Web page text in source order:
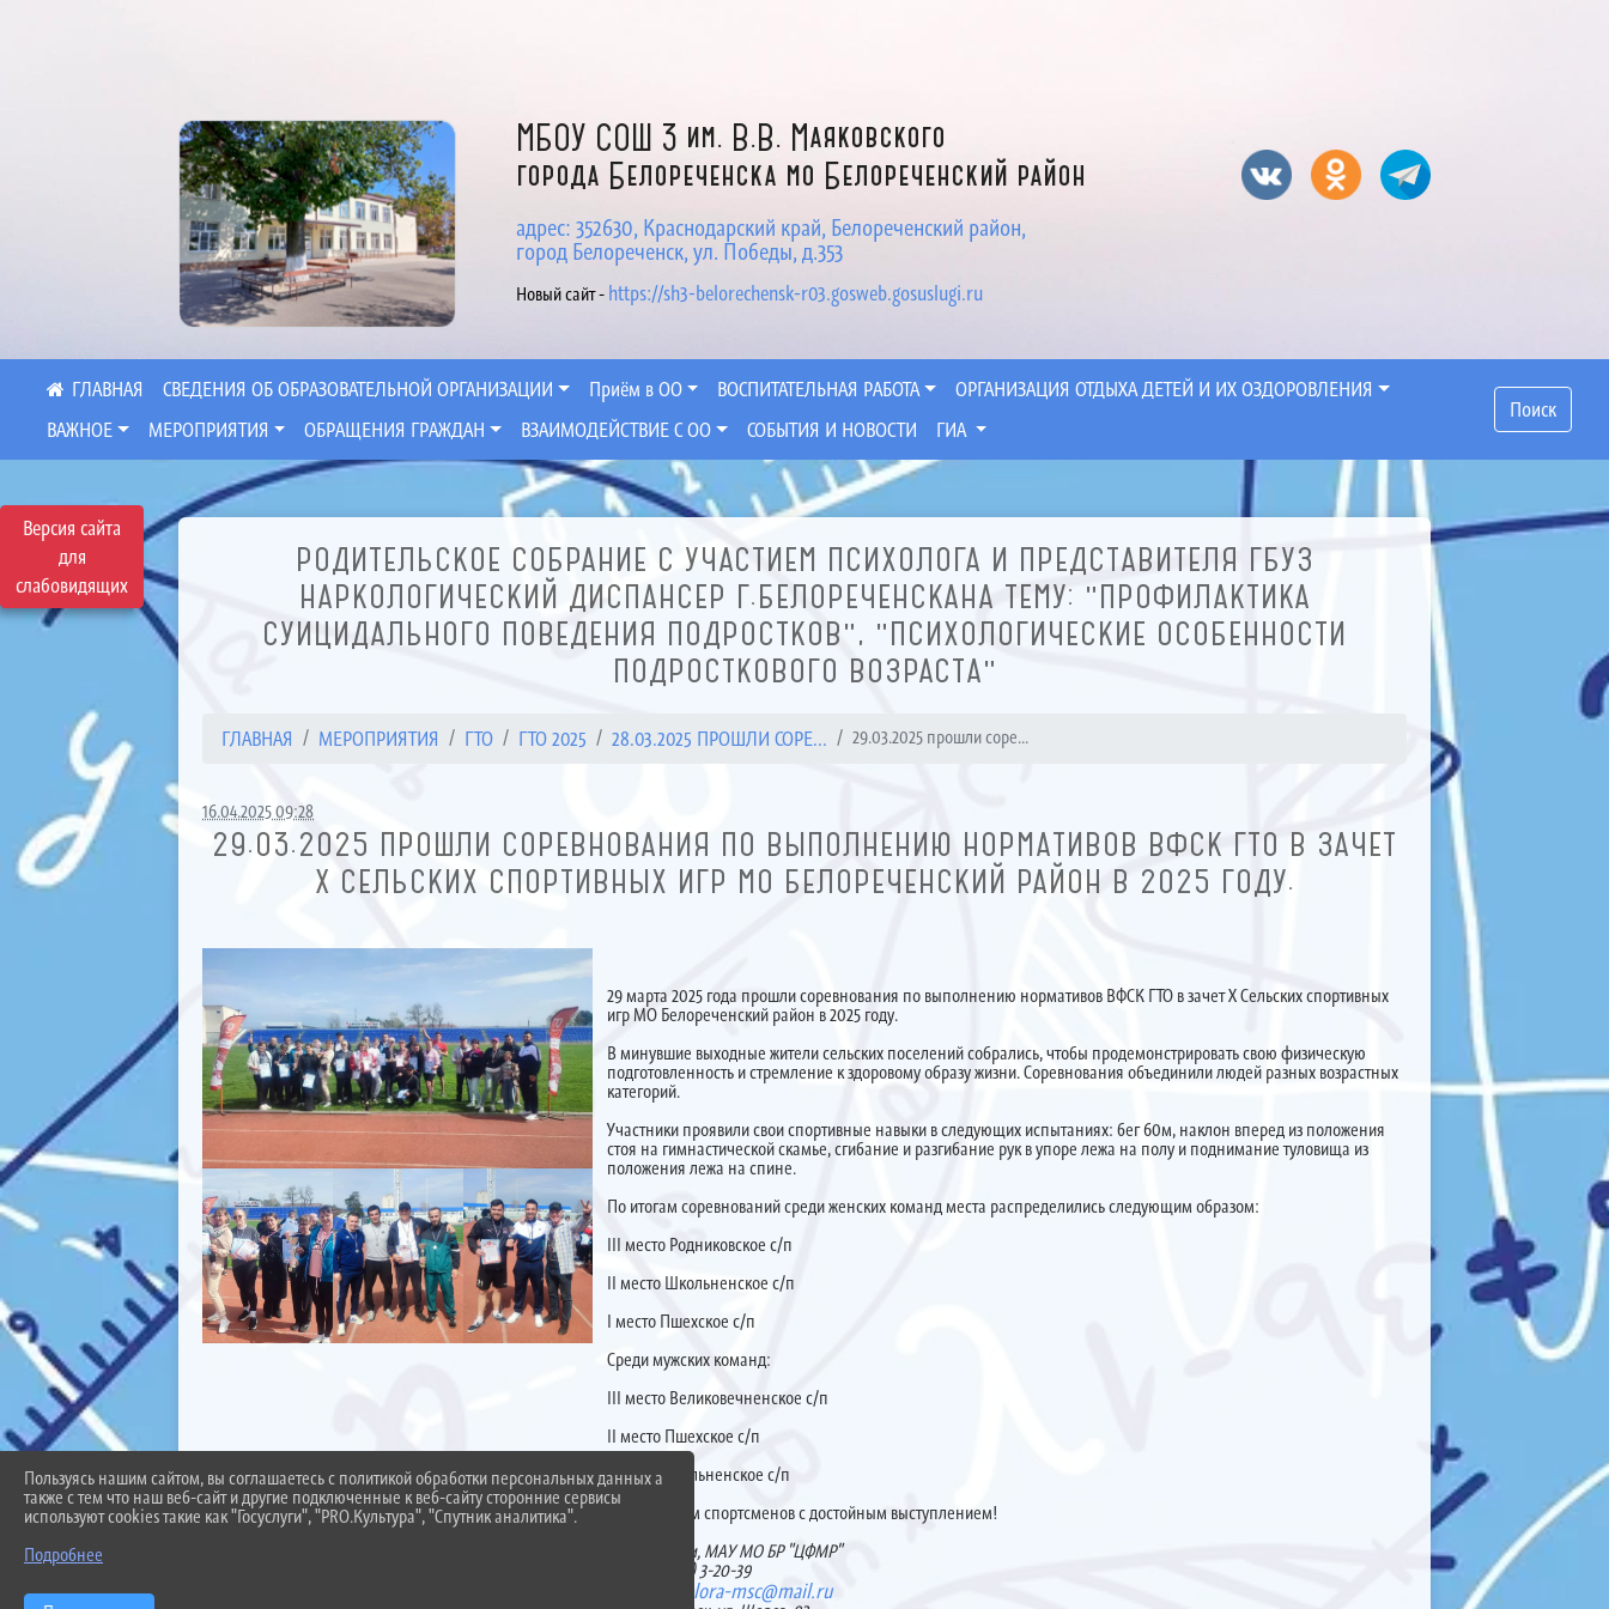
Версия сайта
для
слабовидящих
МБОУ СОШ 3 им. В.В. Маяковского
города Белореченска мо Белореченский район
адрес: 352630, Краснодарский край, Белореченский район,
город Белореченск, ул. Победы, д.353
Новый сайт - https://sh3-belorechensk-r03.gosweb.gosuslugi.ru
СВЕДЕНИЯ ОБ ОБРАЗОВАТЕЛЬНОЙ ОРГАНИЗАЦИИ Приём в ОО ВОСПИТАТЕЛЬНАЯ РАБОТА
ОРГАНИЗАЦИЯ ОТДЫХА ДЕТЕЙ И ИХ ОЗДОРОВЛЕНИЯ
ВАЖНОЕ
МЕРОПРИЯТИЯ ОБРАЩЕНИЯ ГРАЖДАН ВЗАИМОДЕЙСТВИЕ С ОО СОБЫТИЯ И НОВОСТИ ГИА
Поиск
РОДИТЕЛЬСКОЕ СОБРАНИЕ С УЧАСТИЕМ ПСИХОЛОГА И ПРЕДСТАВИТЕЛЯ ГБУЗ
НАРКОЛОГИЧЕСКИЙ ДИСПАНСЕР Г.БЕЛОРЕЧЕНСКАНА ТЕМУ: "ПРОФИЛАКТИКА
СУИЦИДАЛЬНОГО ПОВЕДЕНИЯ ПОДРОСТКОВ", "ПСИХОЛОГИЧЕСКИЕ ОСОБЕННОСТИ
ПОДРОСТКОВОГО ВОЗРАСТА"
ГЛАВНАЯ МЕРОПРИЯТИЯ ГТО ГТО 2025 28.03.2025 ПРОШЛИ СОРЕ... 29.03.2025 прошли соре...
16.04.2025 09:28
29.03.2025 ПРОШЛИ СОРЕВНОВАНИЯ ПО ВЫПОЛНЕНИЮ НОРМАТИВОВ ВФСК ГТО В ЗАЧЕТ
X СЕЛЬСКИХ СПОРТИВНЫХ ИГР МО БЕЛОРЕЧЕНСКИЙ РАЙОН В 2025 ГОДУ.
29 марта 2025 года прошли соревнования по выполнению нормативов ВФСК ГТО в зачет X Сельских спортивных
игр МО Белореченский район в 2025 году.
В минувшие выходные жители сельских поселений собрались, чтобы продемонстрировать свою физическую
подготовленность и стремление к здоровому образу жизни. Соревнования объединили людей разных возрастных
категорий.
Участники проявили свои спортивные навыки в следующих испытаниях: бег 60м, наклон вперед из положения
стоя на гимнастической скамье, сгибание и разгибание рук в упоре лежа на полу и поднимание туловища из
положения лежа на спине.
По итогам соревнований среди женских команд места распределились следующим образом:
III место Родниковское с/п
II место Школьненское с/п
I место Пшехское с/п
Среди мужских команд:
III место Великовечненское с/п
II место Пшехское с/п
I место Школьненское с/п
Поздравляем спортсменов с достойным выступлением!
С уважением, МАУ МО БР "ЦФМР"
тел. 8 (86155) 3-20-39
belora-msc@mail.ru
Пользуясь нашим сайтом, вы соглашаетесь с политикой обработки персональных данных а
также с тем что наш веб-сайт и другие подключенные к веб-сайту сторонние сервисы
используют cookies такие как "Госуслуги", "PRO.Культура", "Спутник аналитика".
Подробнее